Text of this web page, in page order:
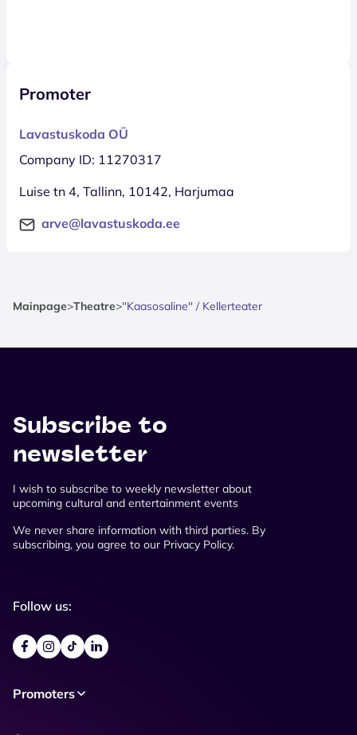
Promoter
Lavastuskoda OÜ
Company ID: 11270317
Luise tn 4, Tallinn, 10142, Harjumaa
arve@lavastuskoda.ee
Mainpage>Theatre>''Kaasosaline'' / Kellerteater
Subscribe to
newsletter
I wish to subscribe to weekly newsletter about
upcoming cultural and entertainment events
We never share information with third parties. By
subscribing, you agree to our Privacy Policy.
Follow us:
Promoters